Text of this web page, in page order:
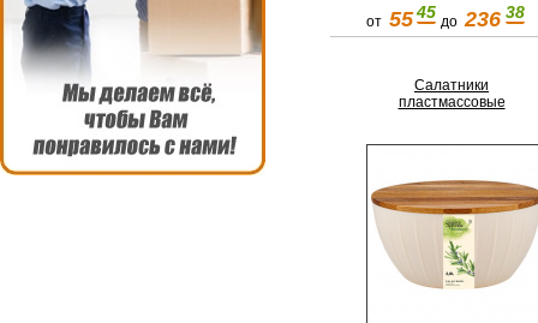
от 55 45до236 38
Салатники
пластмассовые